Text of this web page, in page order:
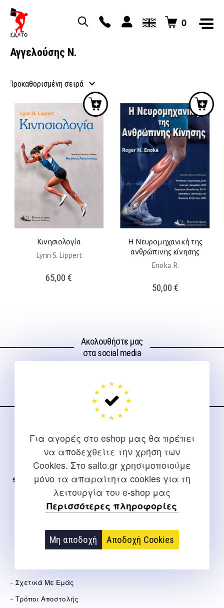
Για αγορές στο eshop μας θα πρέπει
να αποδεχθείτε την χρήση των
Cookies. Στο salto.gr χρησιμοποιούμε
μόνο τα απαραίτητα cookies για τη
λειτουργία του e-shop μας
Περισσότερες πληροφορίες
Μη αποδοχή Αποδοχή Cookies
0
Αγγελούσης Ν.
Κινησιολογία
Lynn S. Lippert
65,00€
Η Νευρομηχανική της
ανθρώπινης κίνησης
Enoka R.
50,00 €
Ακολουθήστε μας
στα social media
Για διευκρινίσεις και υποστήριξη παραγγελιών μέσω του
Internet
2310 267108
info@salto.gr
Σχετικά Με Εμάς
Τρόποι Αποστολής